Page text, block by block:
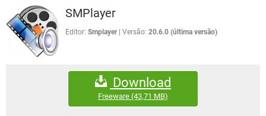
OUTLOOK
INSTAGRAM GMAIL
GUIA DE COMPRAS
CELULAR
OUTLOOK
DOWNLOADS
JOGOS WHATSAPP
CELULAR
EXCEL
GMAIL
FÓRUM
FACEBOOK
EXCEL
WHATSAPP
SMPlayer
Editor: Smplayer Versão: 20.6.0 (última versão)
Download
Freeware (43,71 MB)